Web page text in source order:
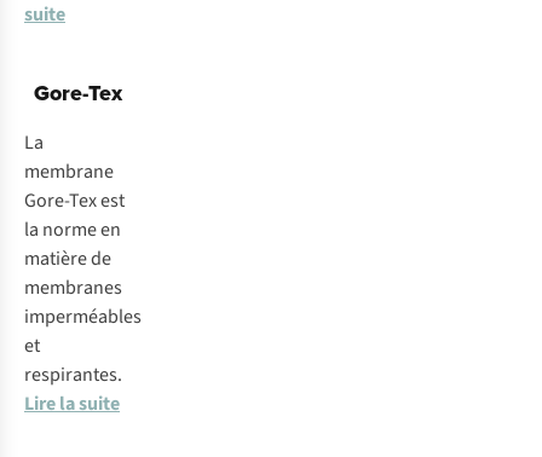
suite
Gore-Tex
La
membrane
Gore-Tex est
la norme en
matière de
membranes
imperméables
et
respirantes.
Lire la suite